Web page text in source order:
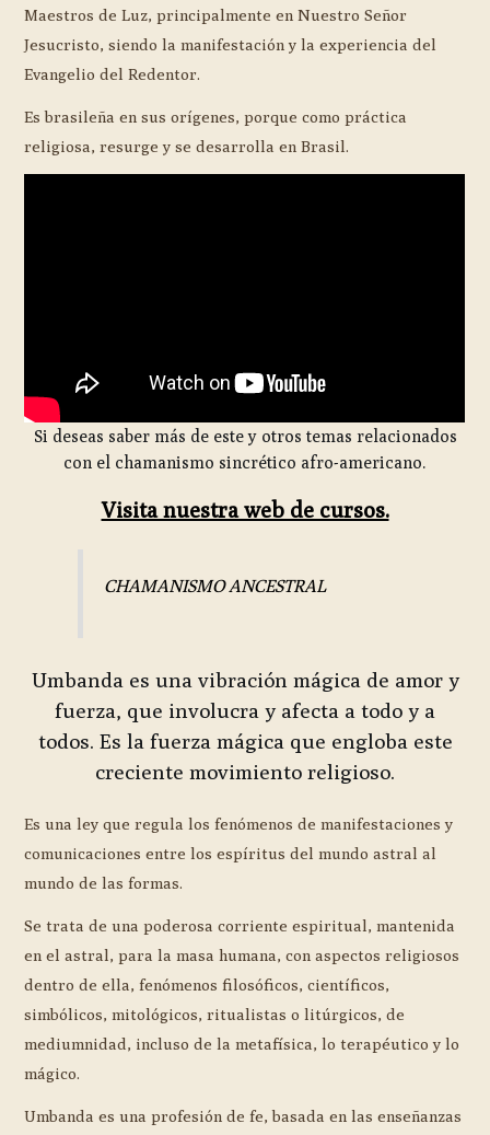
Maestros de Luz, principalmente en Nuestro Señor
Jesucristo, siendo la manifestación y la experiencia del
Evangelio del Redentor.
Es brasileña en sus orígenes, porque como práctica
religiosa, resurge y se desarrolla en Brasil.
Si deseas saber más de este y otros temas relacionados
con el chamanismo sincrético afro-americano.
Visita nuestra web de cursos.
CHAMANISMO ANCESTRAL
Umbanda es una vibración mágica de amor y
fuerza, que involucra y afecta a todo y a
todos. Es la fuerza mágica que engloba este
creciente movimiento religioso.
Es una ley que regula los fenómenos de manifestaciones y
comunicaciones entre los espíritus del mundo astral al
mundo de las formas.
Se trata de una poderosa corriente espiritual, mantenida
en el astral, para la masa humana, con aspectos religiosos
dentro de ella, fenómenos filosóficos, científicos,
simbólicos, mitológicos, ritualistas o litúrgicos, de
mediumnidad, incluso de la metafísica, lo terapéutico y lo
mágico.
Umbanda es una profesión de fe, basada en las enseñanzas